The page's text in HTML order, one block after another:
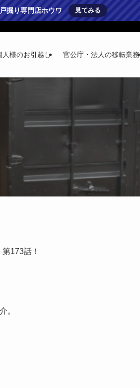
掘り専門店ホウワ 見てみる
人様のお引越し 官公庁・法人の移転業務
173話！
。